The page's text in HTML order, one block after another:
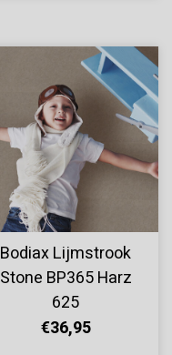
Bodiax Lijmstrook
Stone BP365 Harz
625
€36,95